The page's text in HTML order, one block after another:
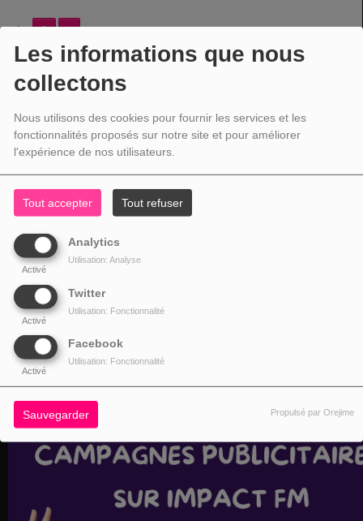
Les informations que nous
collectons
Nous utilisons des cookies pour fournir les services et les
fonctionnalités proposés sur notre site et pour améliorer
l'expérience de nos utilisateurs.
Tout accepter Tout refuser
Analytics
Activé
Utilisation: Analyse
Twitter
Activé
Utilisation: Fonctionnalité
Facebook
Activé
Utilisation: Fonctionnalité
Sauvegarder Propulsé par Orejime
1 2 >
VOTRE PUBLICITÉ